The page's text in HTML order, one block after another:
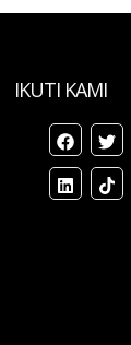
IKUTI KAMI